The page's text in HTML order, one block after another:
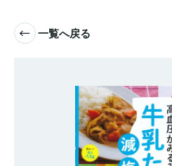
一覧へ戻る